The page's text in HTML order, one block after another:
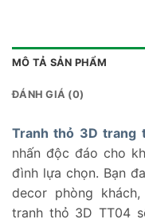
MÔ TẢ SẢN PHẨM
ĐÁNH GIÁ (0)
Tranh thỏ 3D trang
nhấn độc đáo cho
đình lựa chọn. Bạn
decor phòng
tranh thỏ 3D TT04